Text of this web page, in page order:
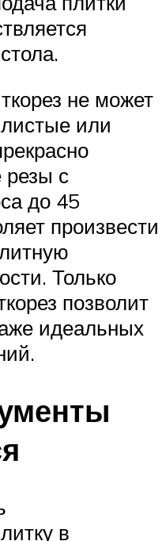
не может
или
резы с
до 45
произвести
Только
позволит
идеальных
в